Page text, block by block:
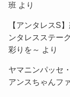
班 より
【アンタレスS
ンタレスステー
彩りを～ より
ヤマニンパッセ
アンスちゃんフ